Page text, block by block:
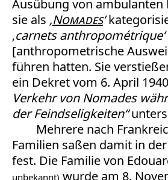
Ausübung von ambulanten
sie als ‚Nomades‘
‚carnets anthropométrique‘
[anthropometrische
führen hatten. Sie
ein Dekret vom 6. April
Verkehr von Nomades
der Feindseligkeiten“
Mehrere nach
Familien saßen damit in
fest. Die Familie von
unbekannt) wurde am 8.